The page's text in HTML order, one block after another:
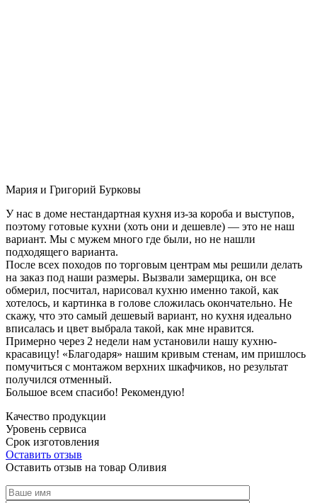
Мария и Григорий Бурковы
У нас в доме нестандартная кухня из-за короба и выступов,
поэтому готовые кухни (хоть они и дешевле) — это не наш
вариант. Мы с мужем много где были, но не нашли
подходящего варианта.
После всех походов по торговым центрам мы решили делать
на заказ под наши размеры. Вызвали замерщика, он все
обмерил, посчитал, нарисовал кухню именно такой, как
хотелось, и картинка в голове сложилась окончательно. Не
скажу, что это самый дешевый вариант, но кухня идеально
вписалась и цвет выбрала такой, как мне нравится.
Примерно через 2 недели нам установили нашу кухню-
красавицу! «Благодаря» нашим кривым стенам, им пришлось
помучиться с монтажом верхних шкафчиков, но результат
получился отменный.
Большое всем спасибо! Рекомендую!
Качество продукции
Уровень сервиса
Срок изготовления
Оставить отзыв
Оставить отзыв на товар Оливия